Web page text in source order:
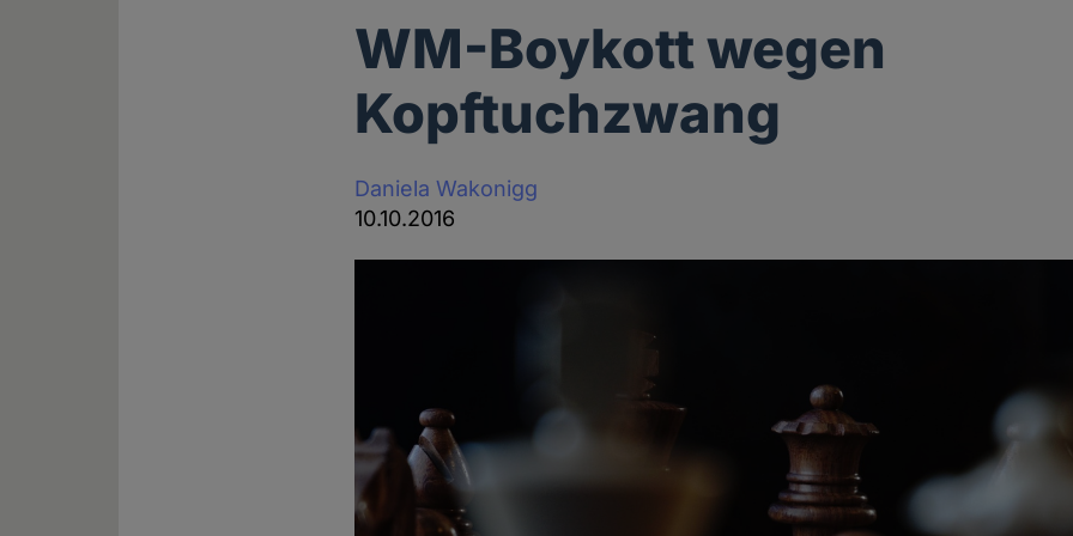
WM-Boykott wegen
Kopftuchzwang
Daniela Wakonigg
10.10.2016